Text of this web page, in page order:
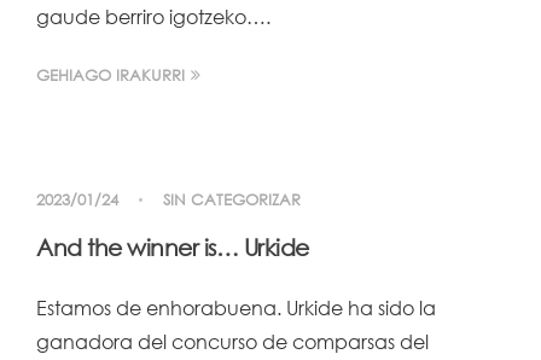
gaude berriro igotzeko….
GEHIAGO IRAKURRI
2023/01/24 SIN CATEGORIZAR
And the winner is… Urkide
Estamos de enhorabuena. Urkide ha sido la
ganadora del concurso de comparsas del